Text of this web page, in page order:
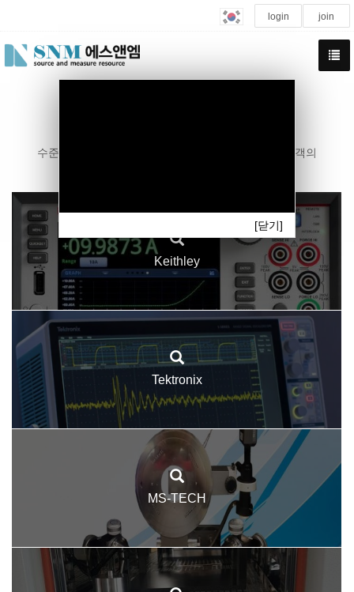
login join
[닫기]
수준 높은 영업 및 기술지원을 위해 최선을 다하는 고객의
Keithley
Tektronix
MS-TECH